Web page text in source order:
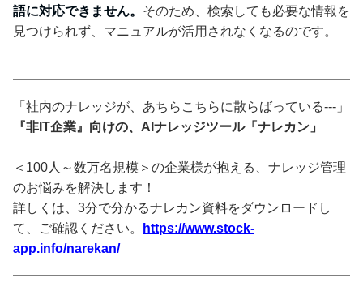
語に対応できません。 そのため、検索しても必要な情報を
見つけられず、マニュアルが活用されなくなるのです。
「社内のナレッジが、あちらこちらに散らばっている---」
『非IT企業』向けの、AIナレッジツール「ナレカン」
＜100人～数万名規模＞の企業様が抱える、ナレッジ管理
のお悩みを解決します！
詳しくは、3分で分かるナレカン資料をダウンロードし
て、ご確認ください。
https://www.stock-
app.info/narekan/